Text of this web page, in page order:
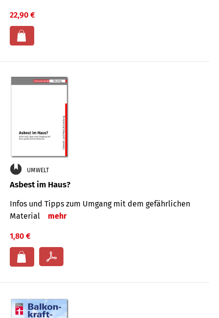
22,90 €
UMWELT
Asbest im Haus?
Infos und Tipps zum Um­gang mit dem ge­fähr­lichen
Mate­rial
mehr
1,80 €